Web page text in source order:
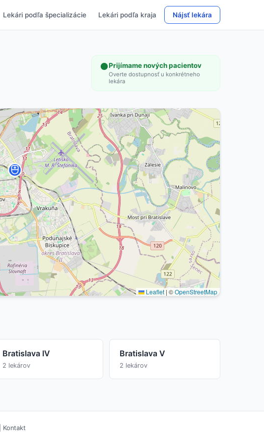
Lekári podľa špecializácie Lekári podľa kraja Nájsť lekára
Prijímame nových pacientov
Overte dostupnosť u konkrétneho
lekára
Leaflet | ©OpenStreetMap
Bratislava IV
2 lekárov
Bratislava V
2 lekárov
Kontakt